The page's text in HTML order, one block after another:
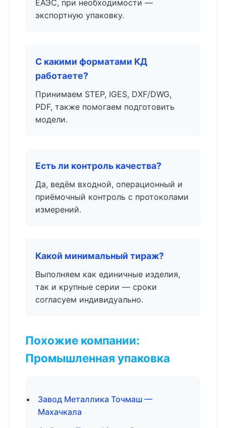
ЕАЭС, при необходимости —
экспортную упаковку.
С какими форматами КД
работаете?
Принимаем STEP, IGES, DXF/DWG,
PDF, также помогаем подготовить
модели.
Есть ли контроль качества?
Да, ведём входной, операционный и
приёмочный контроль с протоколами
измерений.
Какой минимальный тираж?
Выполняем как единичные изделия,
так и крупные серии — сроки
согласуем индивидуально.
Похожие компании:
Промышленная упаковка
Завод Металлика Точмаш —
Махачкала